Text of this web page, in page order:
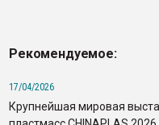
Рекомендуемое:
17/04/2026
Крупнейшая мировая